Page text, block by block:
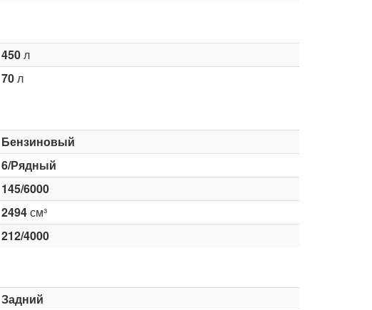
450л
70л
Бензиновый
6/Рядный
145/6000
2494см³
212/4000
Задний